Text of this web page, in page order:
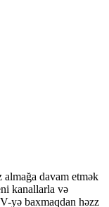
davam etmək
kanallarla və
yə baxmaqdan həzz